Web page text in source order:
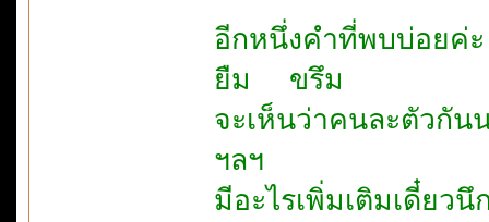
อีกหนึ่งคำที่พบบ่อยค่ะ
ยืม ขรึม
จะเห็นว่าคนละตัวกัน
ฯลฯ
มีอะไรเพิ่มเติมเดี๋ยว